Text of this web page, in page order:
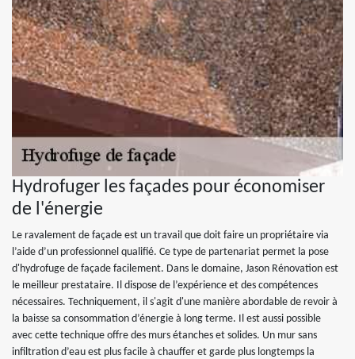
Hydrofuger les façades pour économiser
de l'énergie
Le ravalement de façade est un travail que doit faire un propriétaire via
l’aide d’un professionnel qualifié. Ce type de partenariat permet la pose
d'hydrofuge de façade facilement. Dans le domaine, Jason Rénovation est
le meilleur prestataire. Il dispose de l’expérience et des compétences
nécessaires. Techniquement, il s'agit d'une manière abordable de revoir à
la baisse sa consommation d’énergie à long terme. Il est aussi possible
avec cette technique offre des murs étanches et solides. Un mur sans
infiltration d’eau est plus facile à chauffer et garde plus longtemps la